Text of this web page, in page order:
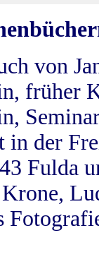
von
früher
in der
Fulda